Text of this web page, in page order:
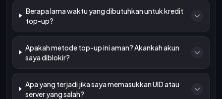
Berapa lama waktu yang dibutuhkan untuk kredit
top-up?
Apakah metode top-up ini aman? Akankah akun
saya diblokir?
Apa yang terjadi jika saya memasukkan UID atau
server yang salah?